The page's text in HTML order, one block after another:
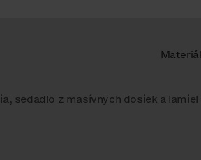
sedadlo z masívnych dosiek a lamiel